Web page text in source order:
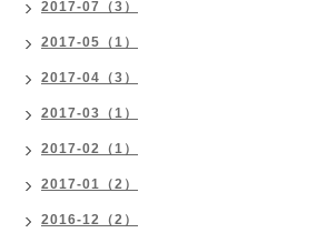
2017-07（3）
2017-05（1）
2017-04（3）
2017-03（1）
2017-02（1）
2017-01（2）
2016-12（2）